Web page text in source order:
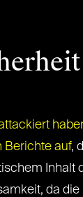
Berichte auf,
Inhalt
da